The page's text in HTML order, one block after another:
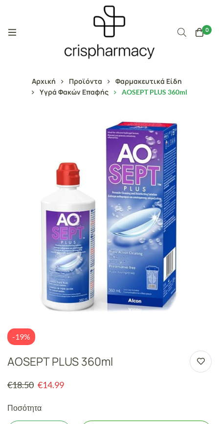
0
Αρχική Προϊόντα
Φαρμακευτικά Είδη
Υγρά Φακών Επαφής
AOSEPT PLUS 360ml
-19%
AOSEPT PLUS 360ml
€18.50 €14.99
Ποσότητα